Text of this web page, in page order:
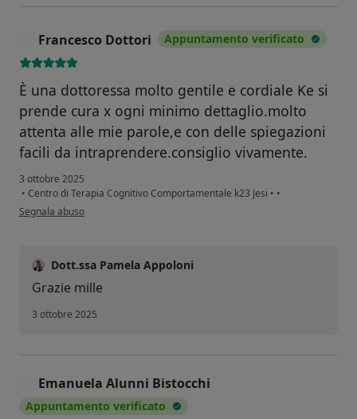
Francesco Dottori Appuntamento verificato
È una dottoressa molto gentile e cordiale Ke si
prende cura x ogni minimo dettaglio.molto
attenta alle mie parole,e con delle spiegazioni
facili da intraprendere.consiglio vivamente.
3 ottobre 2025
• Centro di Terapia Cognitivo Comportamentale k23 Jesi • •
secondo l'opinione dell'utente Francesco Dottori
Segnala abuso
Dott.ssa Pamela Appoloni
Grazie mille
3 ottobre 2025
Emanuela Alunni Bistocchi
Appuntamento verificato